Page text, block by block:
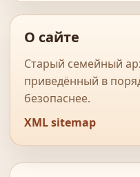
О сайте
Старый семейный
приведённый в
безопаснее.
XML sitemap